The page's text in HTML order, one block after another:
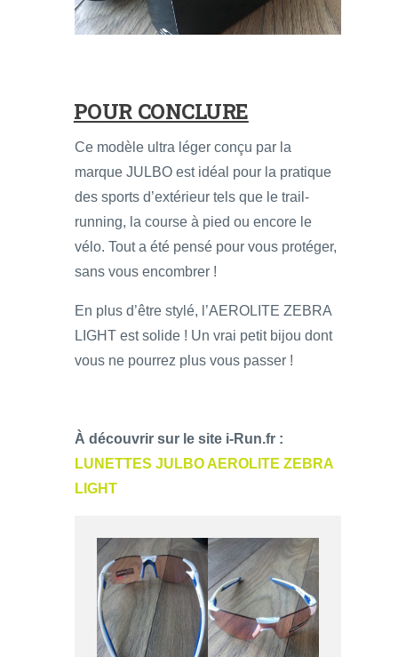
POUR CONCLURE
Ce modèle ultra léger conçu par la
marque JULBO est idéal pour la pratique
des sports d’extérieur tels que le trail-
running, la course à pied ou encore le
vélo. Tout a été pensé pour vous protéger,
sans vous encombrer !
En plus d’être stylé, l’AEROLITE ZEBRA
LIGHT est solide ! Un vrai petit bijou dont
vous ne pourrez plus vous passer !
À découvrir sur le site i-Run.fr :
LUNETTES JULBO AEROLITE ZEBRA
LIGHT